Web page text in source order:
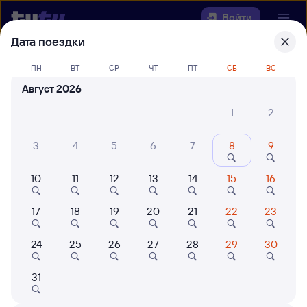
Войти
Выберите день, чтобы найтиж/д
билеты Омск — Умёт
Куда
Когда
Кто едет
Найти поезда
Дата поездки
ПН ВТ СР ЧТ ПТ СБ ВС
Август 2026
1
2
3 4 5 6 7 8 9
10 11 12 13 14 15 16
17 18 19 20 21 22 23
24 25 26 27 28 29 30
31